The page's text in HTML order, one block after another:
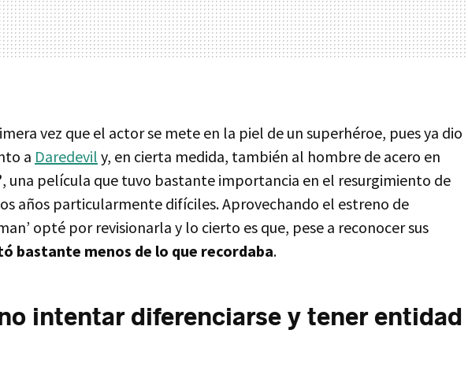
vez que el actor se mete en la piel de un superhéroe, pues ya dio
a Daredevil y, en cierta medida, también al hombre de acero en
, una película que tuvo bastante importancia en el resurgimiento de
años particularmente difíciles. Aprovechando el estreno de
opté por revisionarla y lo cierto es que, pese a reconocer sus
bastante menos de lo que recordaba.
intentar diferenciarse y tener entidad